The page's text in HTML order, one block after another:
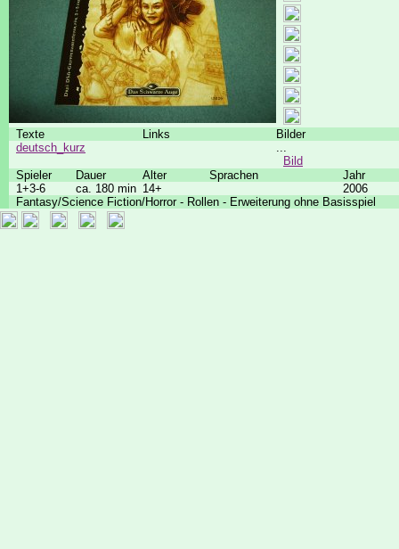
Texte Links
Bilder
deutsch_kurz
...
Bild
Spieler
Dauer Alter Sprachen
Jahr
1+3-6
ca. 180 min 14+
2006
Fantasy/Science Fiction/Horror - Rollen - Erweiterung ohne Basisspiel